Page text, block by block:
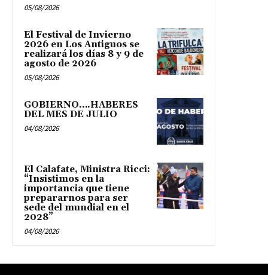
05/08/2026
El Festival de Invierno
2026 en Los Antiguos se
realizará los días 8 y 9 de
agosto de 2026
05/08/2026
GOBIERNO….HABERES
DEL MES DE JULIO
04/08/2026
El Calafate, Ministra Ricci:
“Insistimos en la
importancia que tiene
prepararnos para ser
sede del mundial en el
2028”
04/08/2026